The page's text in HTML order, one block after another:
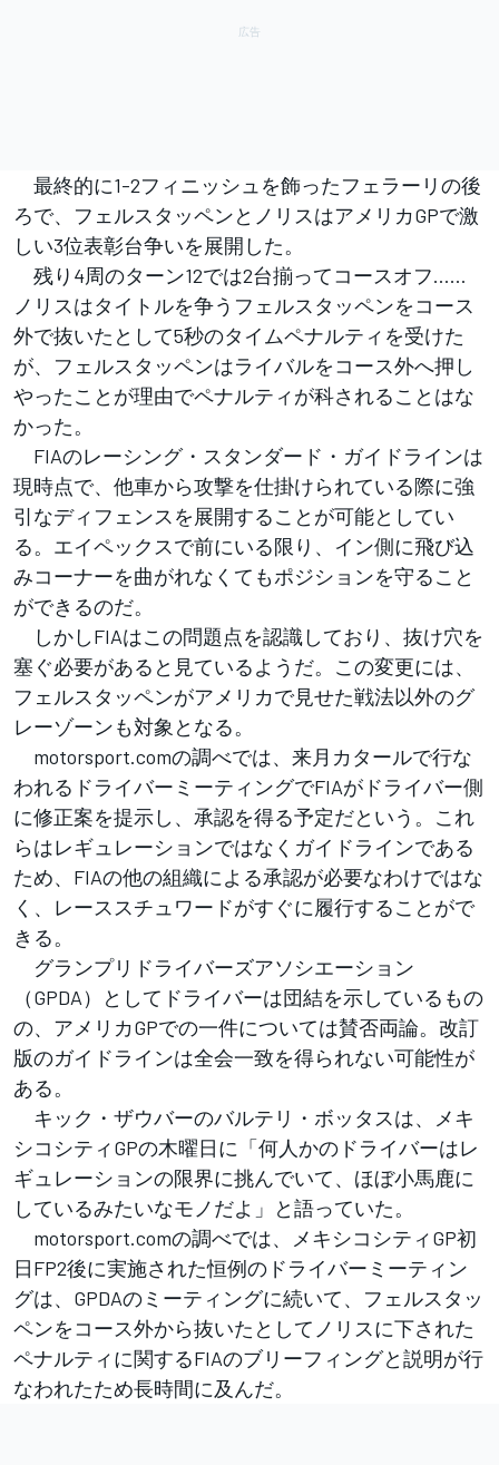
最終的に1-2フィニッシュを飾ったフェラーリの後
ろで、フェルスタッペンとノリスはアメリカGPで激
しい3位表彰台争いを展開した。
残り4周のターン12では2台揃ってコースオフ……
ノリスはタイトルを争うフェルスタッペンをコース
外で抜いたとして5秒のタイムペナルティを受けた
が、フェルスタッペンはライバルをコース外へ押し
やったことが理由でペナルティが科されることはな
かった。
FIAのレーシング・スタンダード・ガイドラインは
現時点で、他車から攻撃を仕掛けられている際に強
引なディフェンスを展開することが可能としてい
る。エイペックスで前にいる限り、イン側に飛び込
みコーナーを曲がれなくてもポジションを守ること
ができるのだ。
しかしFIAはこの問題点を認識しており、抜け穴を
塞ぐ必要があると見ているようだ。この変更には、
フェルスタッペンがアメリカで見せた戦法以外のグ
レーゾーンも対象となる。
motorsport.comの調べでは、来月カタールで行な
われるドライバーミーティングでFIAがドライバー側
に修正案を提示し、承認を得る予定だという。これ
らはレギュレーションではなくガイドラインである
ため、FIAの他の組織による承認が必要なわけではな
く、レーススチュワードがすぐに履行することがで
きる。
グランプリドライバーズアソシエーション
（GPDA）としてドライバーは団結を示しているもの
の、アメリカGPでの一件については賛否両論。改訂
版のガイドラインは全会一致を得られない可能性が
ある。
キック・ザウバーのバルテリ・ボッタスは、メキ
シコシティGPの木曜日に「何人かのドライバーはレ
ギュレーションの限界に挑んでいて、ほぼ小馬鹿に
しているみたいなモノだよ」と語っていた。
motorsport.comの調べでは、メキシコシティGP初
日FP2後に実施された恒例のドライバーミーティン
グは、GPDAのミーティングに続いて、フェルスタッ
ペンをコース外から抜いたとしてノリスに下された
ペナルティに関するFIAのブリーフィングと説明が行
なわれたため長時間に及んだ。